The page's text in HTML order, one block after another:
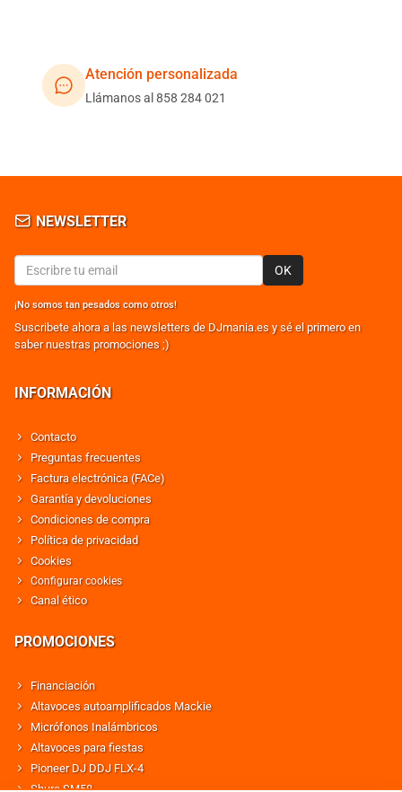
Atención personalizada
Llámanos al 858 284 021
NEWSLETTER
OK
¡No somos tan pesados como otros!
Suscribete ahora a las newsletters de DJmania.es y sé el primero en
saber nuestras promociones ;)
INFORMACIÓN
Contacto
Preguntas frecuentes
Factura electrónica (FACe)
Garantía y devoluciones
Condiciones de compra
Política de privacidad
Cookies
Configurar cookies
Canal ético
PROMOCIONES
Financiación
Altavoces autoamplificados Mackie
Micrófonos Inalámbricos
Altavoces para fiestas
Pioneer DJ DDJ FLX-4
Shure SM58